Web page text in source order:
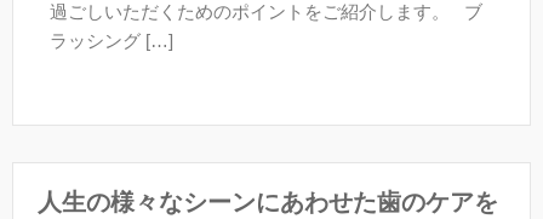
過ごしいただくためのポイントをご紹介します。 ブ
ラッシング […]
人生の様々なシーンにあわせた歯のケアを